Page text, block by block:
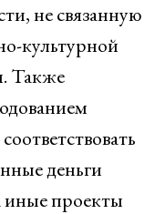
не связанную
культурной
Также
деньги
иные проекты